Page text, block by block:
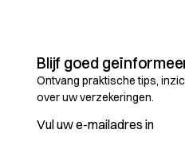
Blijf goed
Ontvang praktische tips,
over uw verzekeringen.